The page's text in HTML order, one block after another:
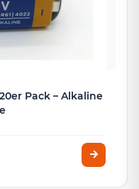
Pack – Alkaline